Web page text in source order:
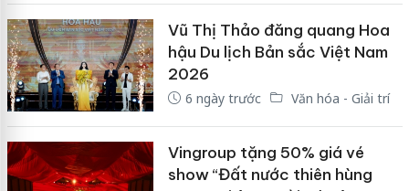
Vũ Thị Thảo đăng quang Hoa
hậu Du lịch Bản sắc Việt Nam
2026
6 ngày trước Văn hóa - Giải trí
Vingroup tặng 50% giá vé
show “Đất nước thiên hùng